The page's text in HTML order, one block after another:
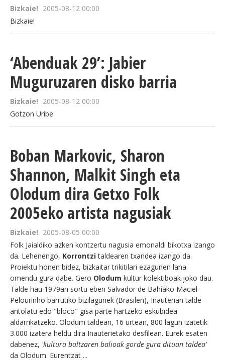
Bizkaie! 2005-08-12 00:00
Bizkaie!
‘Abenduak 29’: Jabier
Muguruzaren disko barria
Bizkaie! 2005-08-12 00:00
Gotzon Uribe
Boban Markovic, Sharon
Shannon, Malkit Singh eta
Olodum dira Getxo Folk
2005eko artista nagusiak
Bizkaie! 2005-08-05 00:00
Folk Jaialdiko azken kontzertu nagusia emonaldi bikotxa izango
da. Lehenengo, Korrontzitaldearen txandea izango da.
Proiektu honen bidez, bizkaitar trikitilari ezagunen lana
omendu gura dabe. Gero Olodum kultur kolektiboak joko dau.
Talde hau 1979an sortu eben Salvador de Bahíako Maciel-
Pelourinho barrutiko bizilagunek (Brasilen), Inauterian talde
antolatu edo "bloco" gisa parte hartzeko eskubidea
aldarrikatzeko. Olodum taldean, 16 urtean, 800 lagun izatetik
3.000 izatera heldu dira Inauterietako desfilean. Eurek esaten
dabenez, 'kultura baltzaren balioak gorde gura dituan taldea'
da Olodum. Eurentzat ...